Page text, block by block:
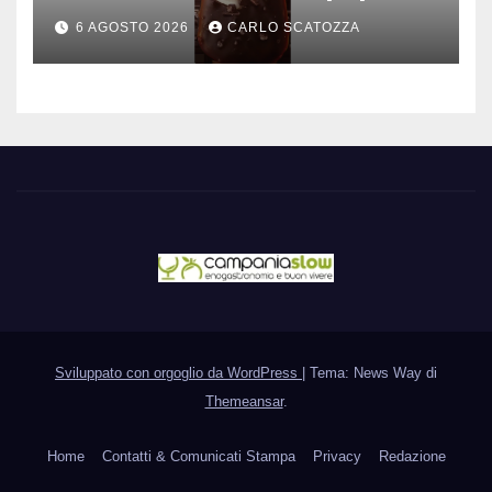
è nato a Caivano
6 AGOSTO 2026 CARLO SCATOZZA
Sviluppato con orgoglio da WordPress
Tema: News Way di
Themeansar.
Home Contatti & Comunicati Stampa Privacy Redazione